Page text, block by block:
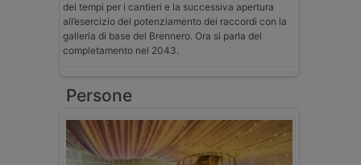
dei tempi per i cantieri e la successiva apertura
all’esercizio del potenziamento dei raccordi con la
galleria di base del Brennero. Ora si parla del
completamento nel 2043.
Persone